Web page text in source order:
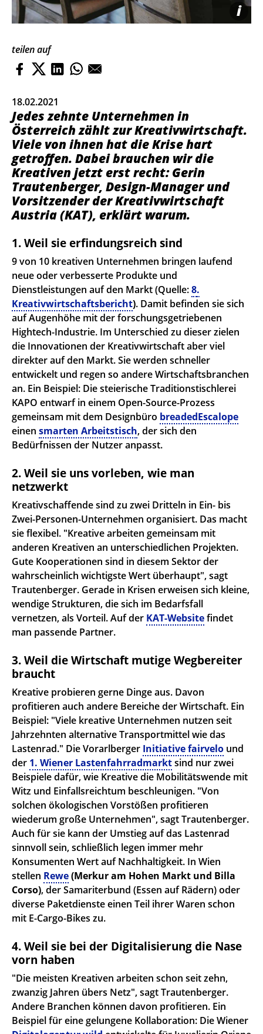
i
teilen auf
18.02.2021
Jedes zehnte Unternehmen in
Österreich zählt zur Kreativwirtschaft.
Viele von ihnen hat die Krise hart
getroffen. Dabei brauchen wir die
Kreativen jetzt erst recht: Gerin
Trautenberger, Design-Manager und
Vorsitzender der Kreativwirtschaft
Austria (KAT), erklärt warum.
1. Weil sie erfindungsreich sind
9 von 10 kreativen Unternehmen bringen laufend
neue oder verbesserte Produkte und
Dienstleistungen auf den Markt (Quelle:8.
Kreativwirtschaftsbericht). Damit befinden sie sich
auf Augenhöhe mit der forschungsgetriebenen
Hightech-Industrie. Im Unterschied zu dieser zielen
die Innovationen der Kreativwirtschaft aber viel
direkter auf den Markt. Sie werden schneller
entwickelt und regen so andere Wirtschaftsbranchen
an. Ein Beispiel: Die steierische Traditionstischlerei
KAPO entwarf in einem Open-Source-Prozess
gemeinsam mit dem Designbüro breadedEscalope
einen smarten Arbeitstisch, der sich den
Bedürfnissen der Nutzer anpasst.
2. Weil sie uns vorleben, wie man
netzwerkt
Kreativschaffende sind zu zwei Dritteln in Ein- bis
Zwei-Personen-Unternehmen organisiert. Das macht
sie flexibel. "Kreative arbeiten gemeinsam mit
anderen Kreativen an unterschiedlichen Projekten.
Gute Kooperationen sind in diesem Sektor der
wahrscheinlich wichtigste Wert überhaupt", sagt
Trautenberger. Gerade in Krisen erweisen sich kleine,
wendige Strukturen, die sich im Bedarfsfall
vernetzen, als Vorteil. Auf der KAT-Websitefindet
man passende Partner.
3. Weil die Wirtschaft mutige Wegbereiter
braucht
Kreative probieren gerne Dinge aus. Davon
profitieren auch andere Bereiche der Wirtschaft. Ein
Beispiel: "Viele kreative Unternehmen nutzen seit
Jahrzehnten alternative Transportmittel wie das
Lastenrad." Die Vorarlberger Initiative fairvelo und
der 1. Wiener Lastenfahrradmarktsind nur zwei
Beispiele dafür, wie Kreative die Mobilitätswende mit
Witz und Einfallsreichtum beschleunigen. "Von
solchen ökologischen Vorstößen profitieren
wiederum große Unternehmen", sagt Trautenberger.
Auch für sie kann der Umstieg auf das Lastenrad
sinnvoll sein, schließlich legen immer mehr
Konsumenten Wert auf Nachhaltigkeit. In Wien
stellen Rewe(Merkur am Hohen Markt und Billa
Corso), der Samariterbund (Essen auf Rädern) oder
diverse Paketdienste einen Teil ihrer Waren schon
mit E-Cargo-Bikes zu.
4. Weil sie bei der Digitalisierung die Nase
vorn haben
"Die meisten Kreativen arbeiten schon seit zehn,
zwanzig Jahren übers Netz", sagt Trautenberger.
Andere Branchen können davon profitieren. Ein
Beispiel für eine gelungene Kollaboration: Die Wiener